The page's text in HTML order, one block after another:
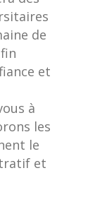
de
et
à
les
le
et